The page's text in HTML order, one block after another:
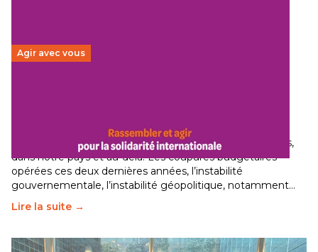
Agir avec vous
Le secteur humanitaire connaît des difficultés profondes,
dans notre pays et au-delà. Les coupures budgétaires
opérées ces deux dernières années, l’instabilité
gouvernementale, l’instabilité géopolitique, notamment…
Lire la suite →